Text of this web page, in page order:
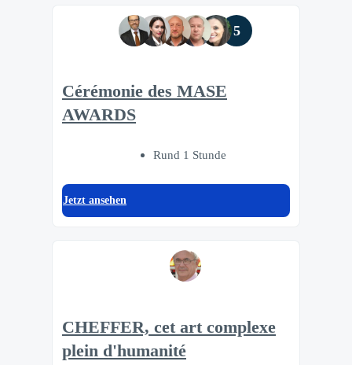
5
Cérémonie des MASE
AWARDS
Rund 1 Stunde
Jetzt ansehen
CHEFFER, cet art complexe
plein d'humanité